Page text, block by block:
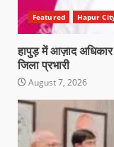
Featured Hapur
हापुड़ में आज़ाद
जिला प्रभारी
August 7, 2026